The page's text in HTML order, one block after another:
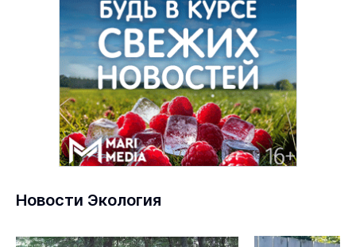
Новости Экология